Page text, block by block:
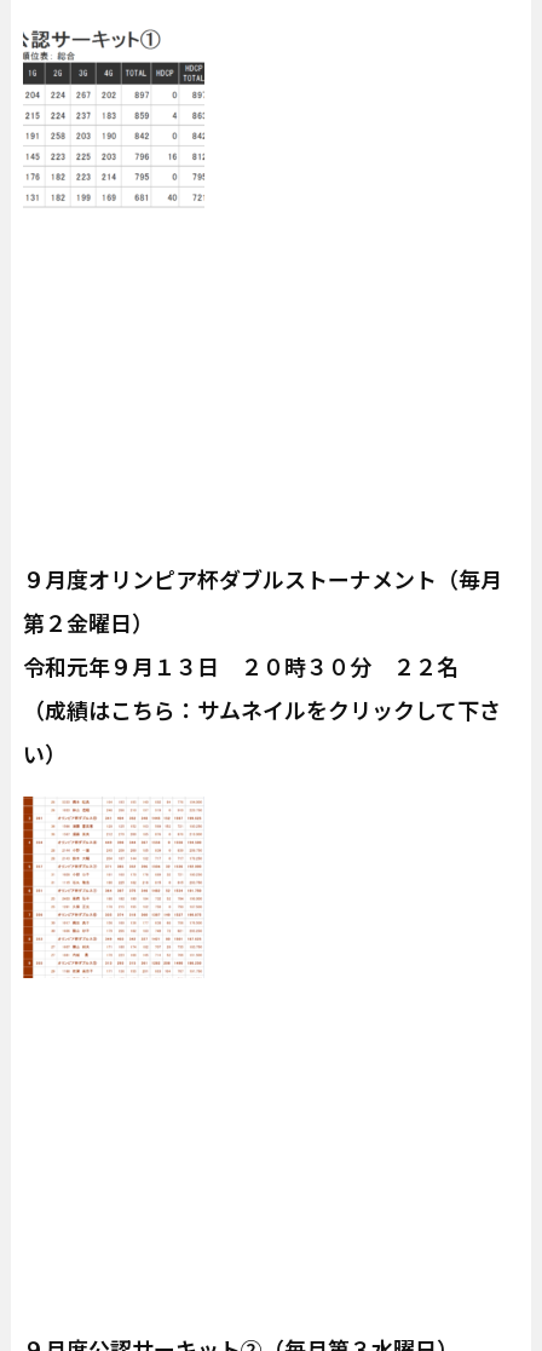
９月度オリンピア杯ダブルストーナメント（毎月
第２金曜日）
令和元年９月１３日 ２０時３０分 ２２名
（成績はこちら：サムネイルをクリックして下さ
い）